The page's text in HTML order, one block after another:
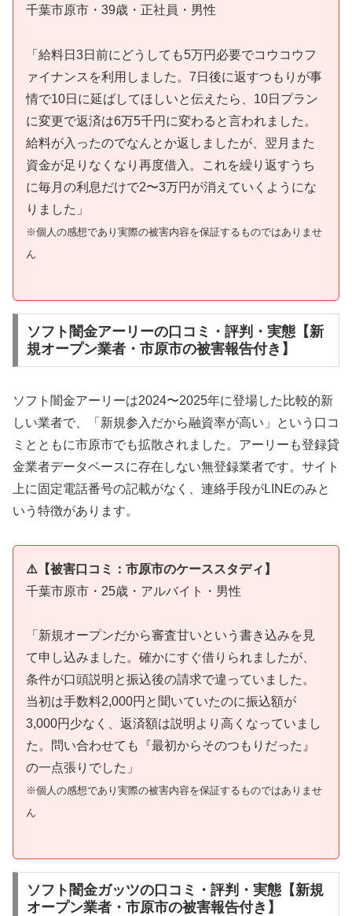
千葉市原市・39歳・正社員・男性
「給料日3日前にどうしても5万円必要でコウコウフ
ァイナンスを利用しました。7日後に返すつもりが事
情で10日に延ばしてほしいと伝えたら、10日プラン
に変更で返済は6万5千円に変わると言われました。
給料が入ったのでなんとか返しましたが、翌月また
資金が足りなくなり再度借入。これを繰り返すうち
に毎月の利息だけで2〜3万円が消えていくようにな
りました」
※個人の感想であり実際の被害内容を保証するものではありませ
ん
ソフト闇金アーリーの口コミ・評判・実態【新
規オープン業者・市原市の被害報告付き】
ソフト闇金アーリーは2024〜2025年に登場した比較的新
しい業者で、「新規参入だから融資率が高い」という口コ
ミとともに市原市でも拡散されました。アーリーも登録貸
金業者データベースに存在しない無登録業者です。サイト
上に固定電話番号の記載がなく、連絡手段がLINEのみと
いう特徴があります。
⚠️【被害口コミ：市原市のケーススタディ】
千葉市原市・25歳・アルバイト・男性
「新規オープンだから審査甘いという書き込みを見
て申し込みました。確かにすぐ借りられましたが、
条件が口頭説明と振込後の請求で違っていました。
当初は手数料2,000円と聞いていたのに振込額が
3,000円少なく、返済額は説明より高くなっていまし
た。問い合わせても『最初からそのつもりだった』
の一点張りでした」
※個人の感想であり実際の被害内容を保証するものではありませ
ん
ソフト闇金ガッツの口コミ・評判・実態【新規
オープン業者・市原市の被害報告付き】